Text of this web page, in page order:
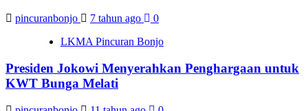
pincuranbonjo 7 tahun ago
0
LKMA Pincuran Bonjo
Presiden Jokowi Menyerahkan Penghargaan untuk
KWT Bunga Melati